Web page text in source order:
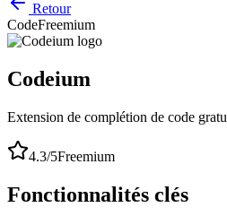
Retour
CodeFreemium
Codeium
Extension de complétion de code
4.3/5Freemium
Fonctionnalités clés